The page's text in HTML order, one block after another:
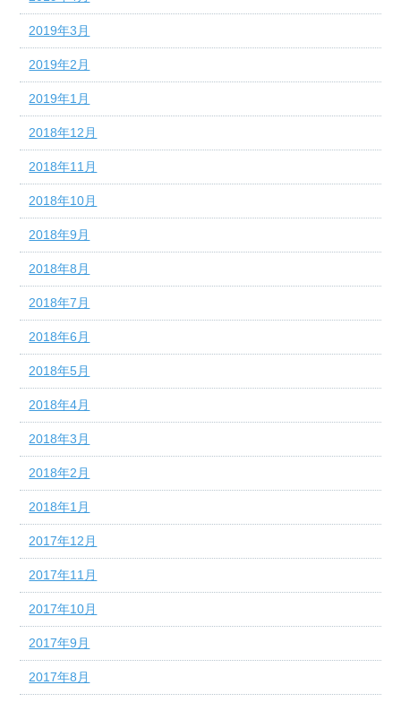
2019年3月
2019年2月
2019年1月
2018年12月
2018年11月
2018年10月
2018年9月
2018年8月
2018年7月
2018年6月
2018年5月
2018年4月
2018年3月
2018年2月
2018年1月
2017年12月
2017年11月
2017年10月
2017年9月
2017年8月